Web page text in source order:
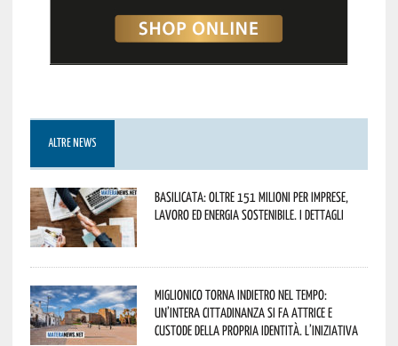
ALTRE NEWS
Basilicata: oltre 151 milioni per imprese,
lavoro ed energia sostenibile. I dettagli
Miglionico torna indietro nel tempo:
un’intera cittadinanza si fa attrice e
custode della propria identità. L’iniziativa